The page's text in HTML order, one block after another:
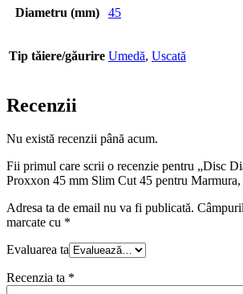
Diametru (mm) 45
Tip tăiere/găurire Umedă, Uscată
Recenzii
Nu există recenzii până acum.
Fii primul care scrii o recenzie pentru „Disc
Proxxon 45 mm Slim Cut 45 pentru Marmura,
Adresa ta de email nu va fi publicată.
marcate cu *
Evaluarea ta
Recenzia ta *